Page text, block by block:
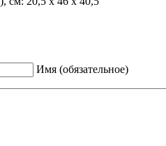
Имя (обязательное)